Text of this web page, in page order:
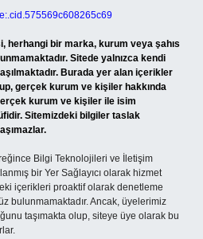
herhangi bir marka, kurum veya şahıs
Sitede yalnızca kendi
Burada yer alan içerikler
gerçek kurum ve kişiler hakkında
kurum ve kişiler ile isim
Sitemizdeki bilgiler taslak
Bilgi Teknolojileri ve İletişim
bir Yer Sağlayıcı olarak hizmet
içerikleri proaktif olarak denetleme
bulunmamaktadır. Ancak, üyelerimiz
taşımakta olup, siteye üye olarak bu